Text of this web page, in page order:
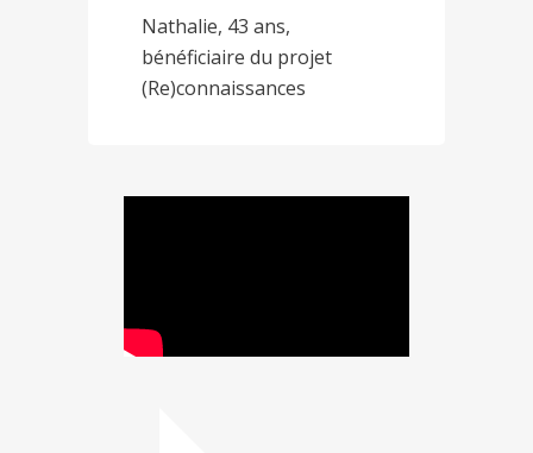
Nathalie, 43 ans,
bénéficiaire du projet
(Re)connaissances